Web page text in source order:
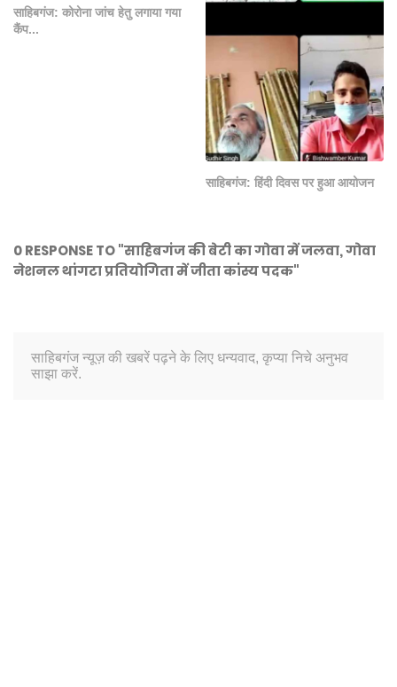
साहिबगंज: कोरोना जांच हेतु लगाया गया
कैंप...
साहिबगंज: हिंदी दिवस पर हुआ आयोजन
0 RESPONSE TO "साहिबगंज की बेटी का गोवा में जलवा, गोवा
नेशनल थांगटा प्रतियोगिता में जीता कांस्य पदक"
साहिबगंज न्यूज़ की खबरें पढ़ने के लिए धन्यवाद, कृप्या निचे अनुभव
साझा करें.